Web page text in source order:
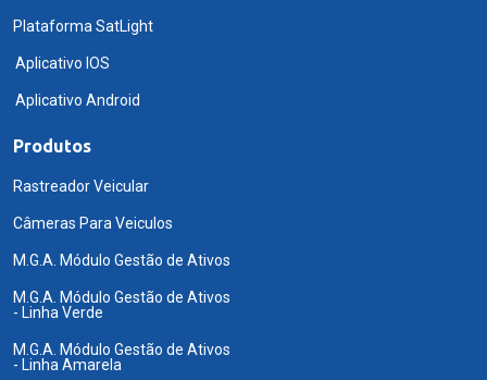
Plataforma SatLight
Aplicativo IOS
Aplicativo Android
Produtos
Rastreador Veicular
Câmeras Para Veiculos
M.G.A. Módulo Gestão de Ativos
M.G.A. Módulo Gestão de Ativos
- Linha Verde
M.G.A. Módulo Gestão de Ativos
- Linha Amarela